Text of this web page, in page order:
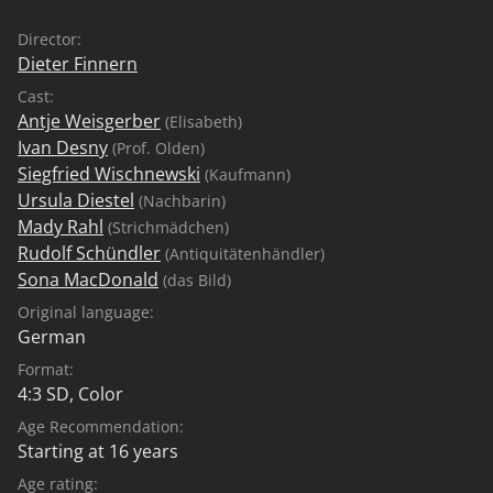
Director:
Dieter Finnern
Cast:
Antje Weisgerber (Elisabeth)
Ivan Desny (Prof. Olden)
Siegfried Wischnewski (Kaufmann)
Ursula Diestel (Nachbarin)
Mady Rahl (Strichmädchen)
Rudolf Schündler (Antiquitätenhändler)
Sona MacDonald (das Bild)
Original language:
German
Format:
4:3 SD, Color
Age Recommendation:
Starting at 16 years
Age rating: